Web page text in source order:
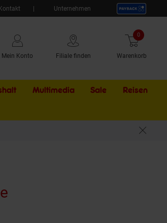
Unternehmen
Mein Konto Filiale finden Warenkorb
0 Artikel
Multimedia Sale Externer
Reisen